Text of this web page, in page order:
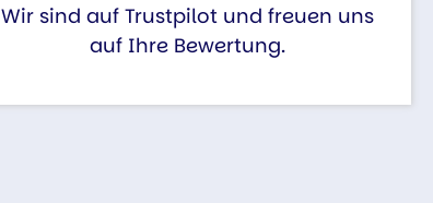
Wir sind auf Trustpilot und freuen uns
auf Ihre Bewertung.